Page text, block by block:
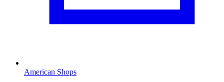
American Shops